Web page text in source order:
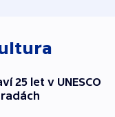
25 let v UNESCO